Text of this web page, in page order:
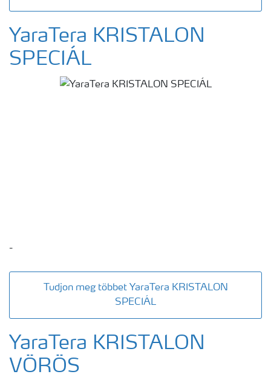
YaraTera KRISTALON
SPECIÁL
-
Tudjon meg többet YaraTera KRISTALON
SPECIÁL
YaraTera KRISTALON
VÖRÖS